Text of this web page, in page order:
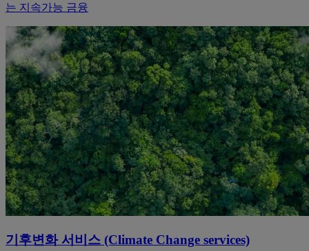
는 지속가능 금융
기후변화 서비스 (Climate Change services)